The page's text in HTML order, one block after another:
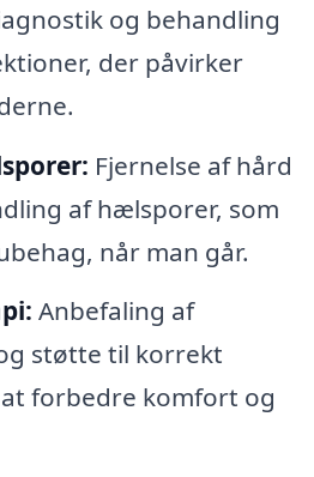
og behandling
der påvirker
Fjernelse af hård
af hælsporer, som
når man går.
Anbefaling af
støtte til korrekt
forbedre komfort og